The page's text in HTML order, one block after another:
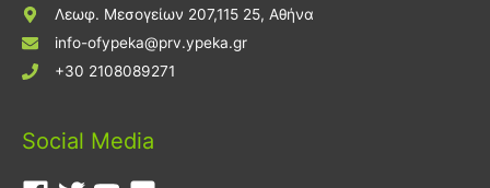
Λεωφ. Μεσογείων 207,115 25, Αθήνα
info-ofypeka@prv.ypeka.gr
+30 2108089271
Social Media